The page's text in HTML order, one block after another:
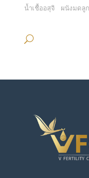
น้ำเชื้ออสุจิ
ผนังมดลู